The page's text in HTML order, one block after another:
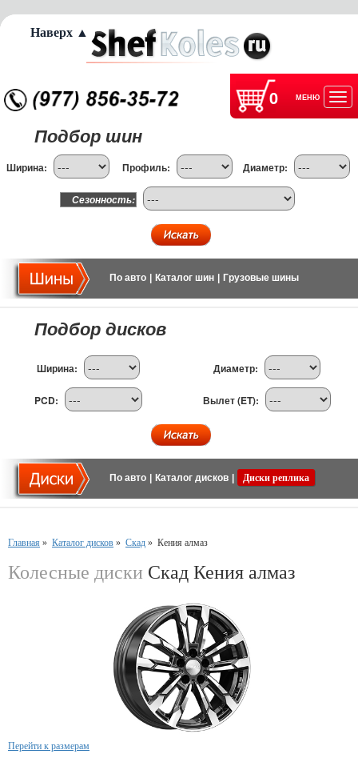
0 МЕНЮ
Подбор шин
Ширина: Профиль: Диаметр:
Сезонность:
По авто Каталог шин Грузовые шины
Подбор дисков
Ширина: Диаметр:
PCD: Вылет (ET):
По авто Каталог дисков Диски реплика
Главная » Каталог дисков » Скад » Кения алмаз
Колесные диски Скад Кения алмаз
Перейти к размерам
Наверх ▲